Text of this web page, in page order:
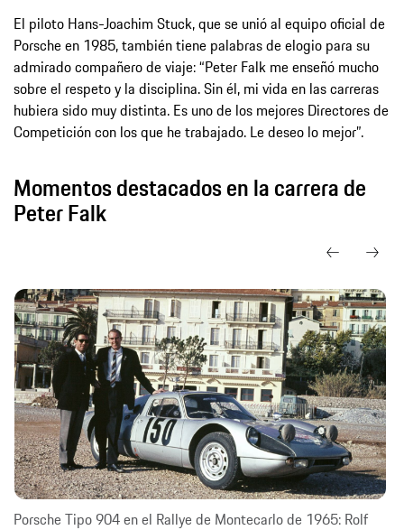
El piloto Hans-Joachim Stuck, que se unió al equipo oficial de
Porsche en 1985, también tiene palabras de elogio para su
admirado compañero de viaje: “Peter Falk me enseñó mucho
sobre el respeto y la disciplina. Sin él, mi vida en las carreras
hubiera sido muy distinta. Es uno de los mejores Directores de
Competición con los que he trabajado. Le deseo lo mejor”.
Momentos destacados en la carrera de
Peter Falk
Porsche Tipo 904 en el Rallye de Montecarlo de 1965: Rolf